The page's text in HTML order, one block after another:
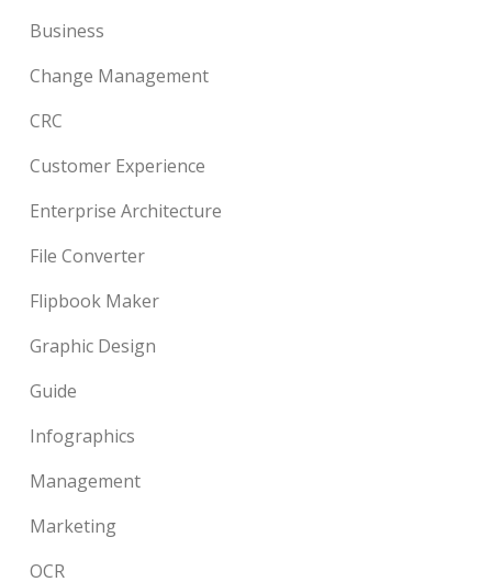
Business
Change Management
CRC
Customer Experience
Enterprise Architecture
File Converter
Flipbook Maker
Graphic Design
Guide
Infographics
Management
Marketing
OCR